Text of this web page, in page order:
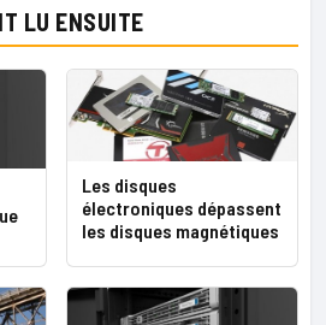
LU ENSUITE
Les disques
électroniques dépassent
les disques magnétiques